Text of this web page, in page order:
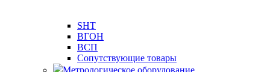
SHT
ВГОН
ВСП
Сопутствующие товары
Метрологическое оборудование